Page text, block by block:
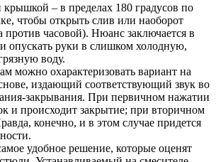
– в пределах 180 градусов по
чтобы открыть слив или наоборот
против часовой). Нюанс заключается в
опускать руки в слишком холодную,
воду.
можно охарактеризовать вариант на
издающий соответствующий звук во
закрывания. При первичном нажатии
и происходит закрытие; при вторичном
конечно, и в этом случае придется
удобное решение, которые оценят